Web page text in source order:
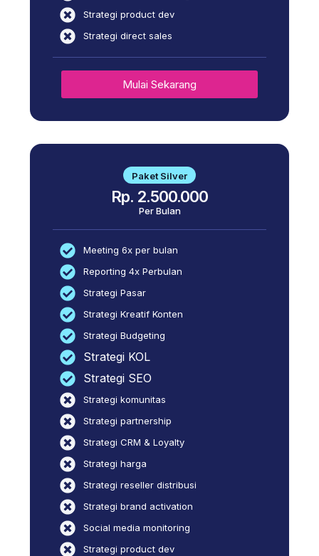
Strategi product dev
Strategi direct sales
Mulai Sekarang
Paket Silver
Rp. 2.500.000
Per Bulan
Meeting 6x per bulan
Reporting 4x Perbulan
Strategi Pasar
Strategi Kreatif Konten
Strategi Budgeting
Strategi KOL
Strategi SEO
Strategi komunitas
Strategi partnership
Strategi CRM & Loyalty
Strategi harga
Strategi reseller distribusi
Strategi brand activation
Social media monitoring
Strategi product dev